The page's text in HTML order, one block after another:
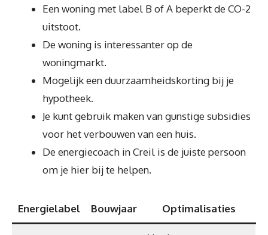
Een woning met label B of A beperkt de CO-2
uitstoot.
De woning is interessanter op de
woningmarkt.
Mogelijk een duurzaamheidskorting bij je
hypotheek.
Je kunt gebruik maken van gunstige subsidies
voor het verbouwen van een huis.
De energiecoach in Creil is de juiste persoon
om je hier bij te helpen.
Energielabel Bouwjaar Optimalisaties